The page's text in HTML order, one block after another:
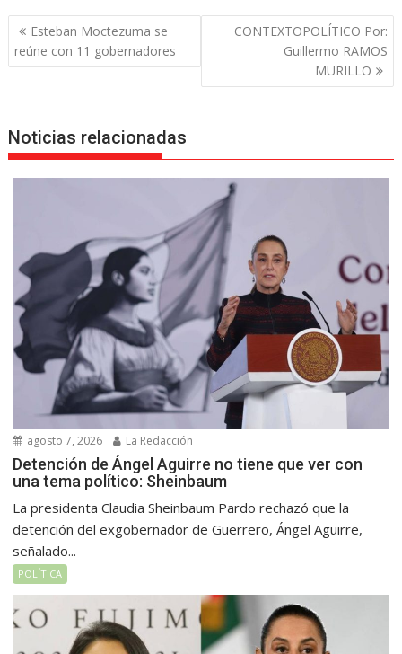
Navegación
de
entradas
Esteban Moctezuma se
reúne con 11 gobernadores
CONTEXTOPOLÍTICO Por:
Guillermo RAMOS
MURILLO
Noticias relacionadas
agosto 7, 2026 La Redacción
Detención de Ángel Aguirre no tiene que ver con
una tema político: Sheinbaum
La presidenta Claudia Sheinbaum Pardo rechazó que la
detención del exgobernador de Guerrero, Ángel Aguirre,
señalado...
POLÍTICA